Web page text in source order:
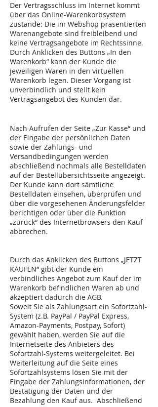
Der Vertragsschluss im Internet kommt
über das Online-Warenkorbsystem
zustande: Die im Webshop präsentierten
Warenangebote sind freibleibend und
keine Vertragsangebote im Rechtssinne.
Durch Anklicken des Buttons „In den
Warenkorb“ kann der Kunde die
jeweiligen Waren in den virtuellen
Warenkorb legen. Dieser Vorgang ist
unverbindlich und stellt kein
Vertragsangebot des Kunden dar.
Nach Aufrufen der Seite „Zur Kasse“ und
der Eingabe der persönlichen Daten
sowie der Zahlungs- und
Versandbedingungen werden
abschließend nochmals alle Bestelldaten
auf der Bestellübersichtsseite angezeigt.
Der Kunde kann dort sämtliche
Bestelldaten einsehen, überprüfen und
über die vorgesehenen Änderungsfelder
berichtigen oder über die Funktion
„zurück“ des Internetbrowsers den Kauf
abbrechen.
Durch das Anklicken des Buttons „JETZT
KAUFEN“ gibt der Kunde ein
verbindliches Angebot zum Kauf der im
Warenkorb befindlichen Waren ab und
akzeptiert dadurch die AGB.
Soweit Sie als Zahlungsart ein Sofortzahl-
System (z.B. PayPal / PayPal Express,
Amazon-Payments, Postpay, Sofort)
gewählt haben, werden Sie auf die
Internetseite des Anbieters des
Sofortzahl-Systems weitergeleitet. Bei
Weiterleitung auf die Seite eines
Sofortzahlsystems lösen Sie mit der
Eingabe der Zahlungsinformationen, der
Bestätigung der Daten und der
Bezahlung den Kauf aus. Abschließend